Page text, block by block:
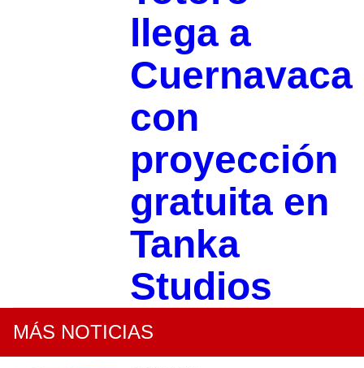
llega a
Cuernavaca
con
proyección
gratuita en
Tanka
Studios
MÁS NOTICIAS